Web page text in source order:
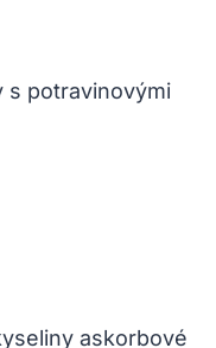
s potravinovými